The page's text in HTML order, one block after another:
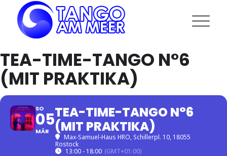
TEA-TIME-TANGO N°6
(MIT PRAKTIKA)
SO
05
MÄR
TEA-TIME-TANGO N°6
(MIT PRAKTIKA)
Max-Samuel-Haus HRO, Schillerpl. 10, 18055
Rostock
13:00 - 18:00 (GMT+01:00)